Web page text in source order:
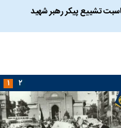
تشییع پیکر رهبر شهید
۱ ۲